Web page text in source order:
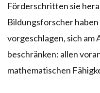
Förderschritten sie
Bildungsforscher haben
vorgeschlagen, sich am
beschränken: allen
mathematischen